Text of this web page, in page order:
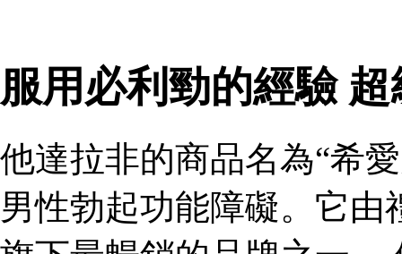
服用必利勁的經驗
他達拉非的商品名為“希
男性勃起功能障礙。它